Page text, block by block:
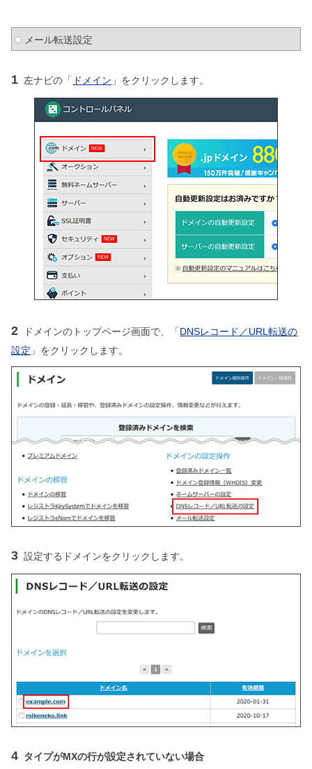
メール転送設定
1 左ナビの「 ドメイン 」をクリックします。
2 ドメインのトップページ画面で、「DNSレコード／URL転送の
設定 」をクリックします。
3 設定するドメインをクリックします。
4 タイプがMXの行が設定されていない場合